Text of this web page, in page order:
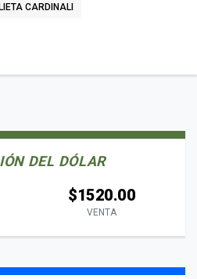
CARDINALI
DEL DÓLAR
$1520.00
VENTA